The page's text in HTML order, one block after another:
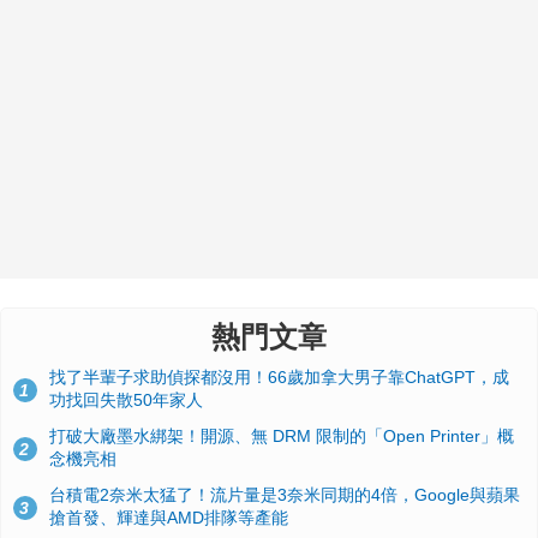
熱門文章
1
找了半輩子求助偵探都沒用！66歲加拿大男子靠ChatGPT，成
功找回失散50年家人
2
打破大廠墨水綁架！開源、無 DRM 限制的「Open Printer」概
念機亮相
3
台積電2奈米太猛了！流片量是3奈米同期的4倍，Google與蘋果
搶首發、輝達與AMD排隊等產能